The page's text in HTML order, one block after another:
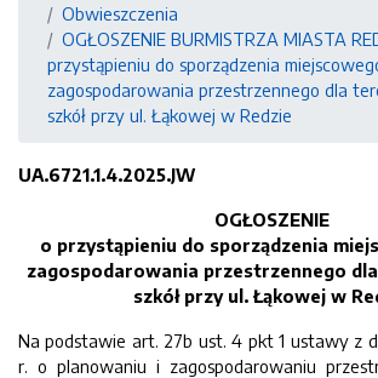
Obwieszczenia
OGŁOSZENIE BURMISTRZA MIASTA
przystąpieniu do sporządzenia
zagospodarowania przestrzennego dla
szkół przy ul. Łąkowej w Redzie
UA.6721.1.4.2025.JW
OGŁOSZENIE
o przystąpieniu do sporządzenia
zagospodarowania przestrzennego
szkół przy ul. Łąkowej w
Na podstawie art. 27b ust. 4 pkt 1 ustawy z
r. o planowaniu i zagospodarowaniu